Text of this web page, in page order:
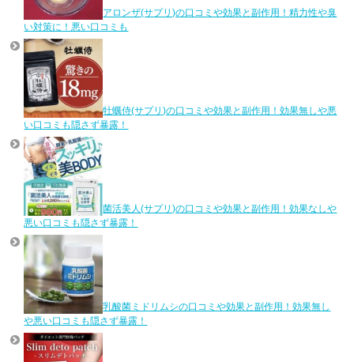
アロンザ(サプリ)の口コミや効果と副作用！精力性や臭
い対策に！悪い口コミも
牡蠣侍(サプリ)の口コミや効果と副作用！効果無しや悪
い口コミも隠さず暴露！
菌活美人(サプリ)の口コミや効果と副作用！効果なしや
悪い口コミも隠さず暴露！
乳酸菌ミドリムシの口コミや効果と副作用！効果無し
や悪い口コミも隠さず暴露！